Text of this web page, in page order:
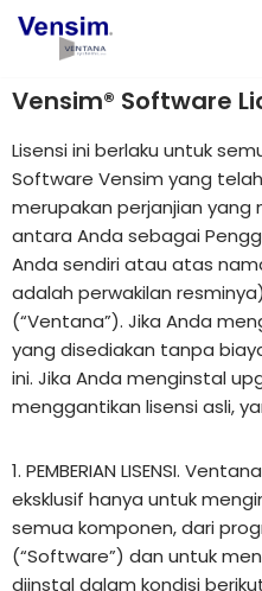
Lompat
ke
Vensim® Software
Lisensi ini berlaku untuk
Software Vensim yang
merupakan perjanjian yang
antara Anda sebagai
Anda sendiri atau atas
adalah perwakilan
(“Ventana”). Jika Anda
yang disediakan tanpa
ini. Jika Anda menginstal
menggantikan lisensi asli,
1. PEMBERIAN LISENSI.
eksklusif hanya untuk
semua komponen, dari
(“Software”) dan untuk
diinstal dalam kondisi